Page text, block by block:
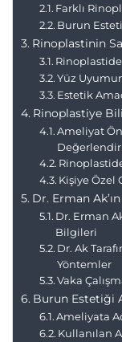
Farklı
Burun
Rinoplastinin
Yüz
Estetik
Rinoplastiye
Ameliyat
Kişiye Özel
Dr. Erman
Dr. Erman
Bilgileri
Dr. Ak
Yöntemler
Vaka
Burun Estetiği
Ameliyata
Kullanılan